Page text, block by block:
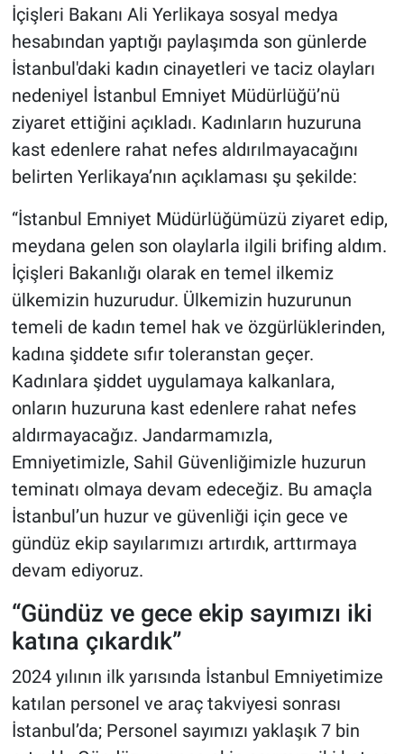
İçişleri Bakanı Ali Yerlikaya sosyal medya
hesabından yaptığı paylaşımda son günlerde
İstanbul'daki kadın cinayetleri ve taciz olayları
nedeniyel İstanbul Emniyet Müdürlüğü’nü
ziyaret ettiğini açıkladı. Kadınların huzuruna
kast edenlere rahat nefes aldırılmayacağını
belirten Yerlikaya’nın açıklaması şu şekilde:
“İstanbul Emniyet Müdürlüğümüzü ziyaret edip,
meydana gelen son olaylarla ilgili brifing aldım.
İçişleri Bakanlığı olarak en temel ilkemiz
ülkemizin huzurudur. Ülkemizin huzurunun
temeli de kadın temel hak ve özgürlüklerinden,
kadına şiddete sıfır toleranstan geçer.
Kadınlara şiddet uygulamaya kalkanlara,
onların huzuruna kast edenlere rahat nefes
aldırmayacağız. Jandarmamızla,
Emniyetimizle, Sahil Güvenliğimizle huzurun
teminatı olmaya devam edeceğiz. Bu amaçla
İstanbul’un huzur ve güvenliği için gece ve
gündüz ekip sayılarımızı artırdık, arttırmaya
devam ediyoruz.
“Gündüz ve gece ekip sayımızı iki
katına çıkardık”
2024 yılının ilk yarısında İstanbul Emniyetimize
katılan personel ve araç takviyesi sonrası
İstanbul’da; Personel sayımızı yaklaşık 7 bin